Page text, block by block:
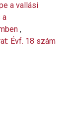
a vallási
a
,
Évf. 18 szám